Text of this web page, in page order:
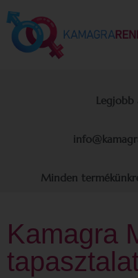
Minden
Kamagra